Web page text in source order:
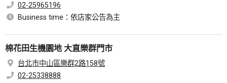
02-25965196
Business time：依店家公告為主
棉花田生機園地 大直樂群門市
台北市中山區樂群2路158號
02-25338888